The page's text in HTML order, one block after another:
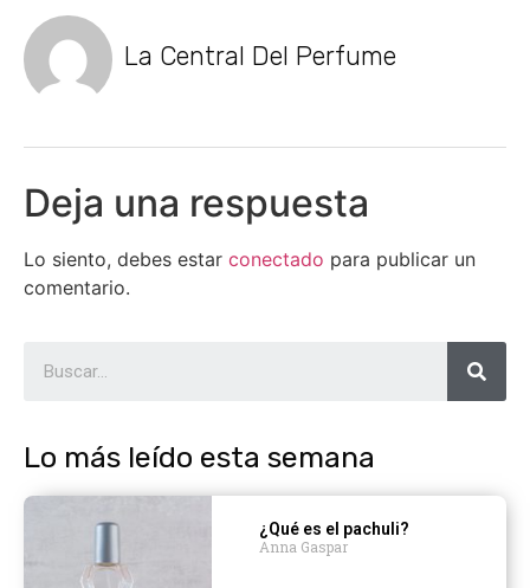
La Central Del Perfume
Deja una respuesta
Lo siento, debes estar conectado para publicar un
comentario.
Lo más leído esta semana
¿Qué es el pachuli?
Anna Gaspar